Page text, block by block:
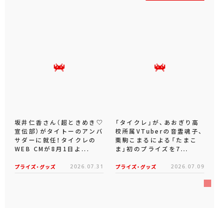
坂井仁香さん（超ときめき♡
宣伝部）がタイトーのアンバ
サダーに就任！タイクレの
WEB CMが8月1日よ...
プライズ・グッズ 2026.07.31
「タイクレ」が、あおぎり高
校所属VTuberの音霊魂子、
栗駒こまるによる「たまこ
ま」初のプライズを7...
プライズ・グッズ 2026.07.09